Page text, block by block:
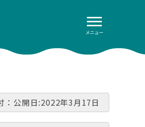
メニュー
：公開日:2022年3月17日